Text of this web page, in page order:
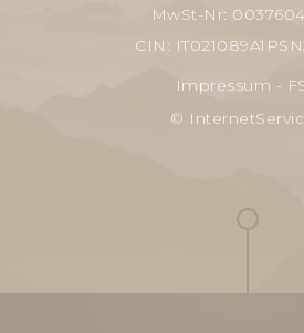
MwSt-Nr:
CIN:
Impressum -
©